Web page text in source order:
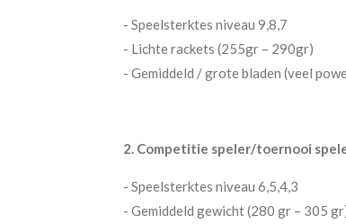
- Speelsterktes niveau 9,8,7
- Lichte rackets (255gr – 290gr)
- Gemiddeld / grote bladen (veel
2. Competitie speler/toernooi
- Speelsterktes niveau 6,5,4,3
- Gemiddeld gewicht (280 gr – 305